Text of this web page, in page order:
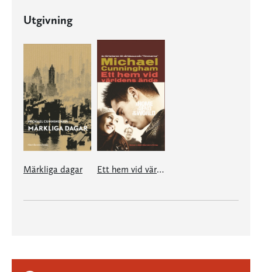
Utgivning
Märkliga dagar Ett hem vid världens ände